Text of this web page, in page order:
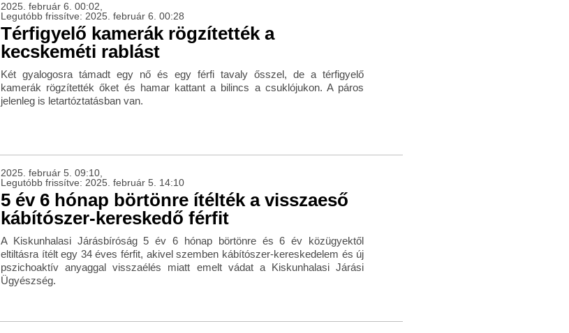
2025. február 6. 00:02,
Legutóbb frissítve: 2025. február 6. 00:28
Térfigyelő kamerák rögzítették a
kecskeméti rablást
Két gyalogosra támadt egy nő és egy férfi tavaly ősszel, de a térfigyelő
kamerák rögzítették őket és hamar kattant a bilincs a csuklójukon. A páros
jelenleg is letartóztatásban van.
2025. február 5. 09:10,
Legutóbb frissítve: 2025. február 5. 14:10
5 év 6 hónap börtönre ítélték a visszaeső
kábítószer-kereskedő férfit
A Kiskunhalasi Járásbíróság 5 év 6 hónap börtönre és 6 év közügyektől
eltiltásra ítélt egy 34 éves férfit, akivel szemben kábítószer-kereskedelem és új
pszichoaktív anyaggal visszaélés miatt emelt vádat a Kiskunhalasi Járási
Ügyészség.